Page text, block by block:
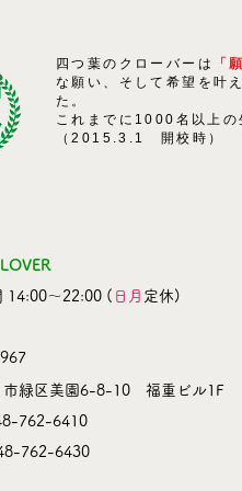
四つ葉のクローバーは 「
な願い、そして希望を叶
た。
これまでに1000名以上の
（2015.3.1 開校時）
14:00～22:00 ( 日月 定休)
市緑区美園6-8-10 福重ビル1F
762-6410
762-6430